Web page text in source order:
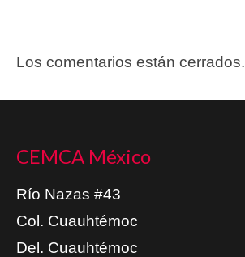
Los comentarios están cerrados.
CEMCA México
Río Nazas #43
Col. Cuauhtémoc
Del. Cuauhtémoc